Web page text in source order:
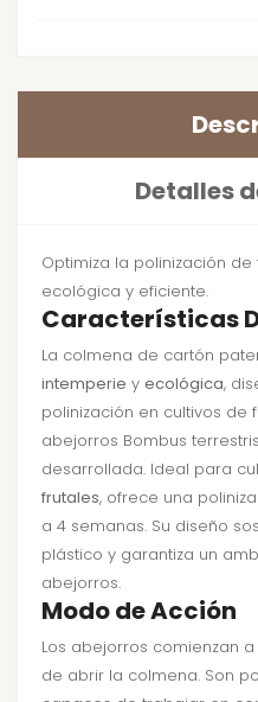
Detalles
Optimiza la polinización
ecológica y eficiente.
Características
La colmena de cartón
intemperie y ecológica,
polinización en cultivos de
abejorros Bombus
desarrollada. Ideal para
frutales, ofrece una
a 4 semanas. Su diseño
plástico y garantiza un
abejorros.
Modo de Acción
Los abejorros comienzan
de abrir la colmena. Son